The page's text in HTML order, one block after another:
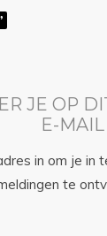
JE OP
E-MAIL
in om je in
te